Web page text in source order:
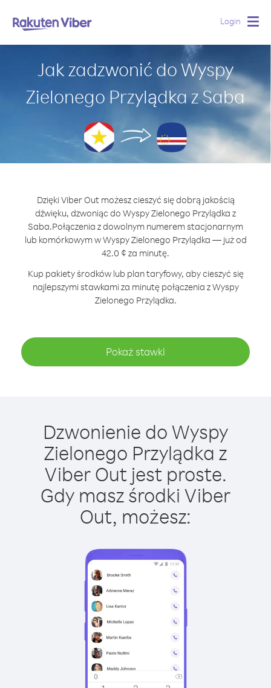
Login
Jak zadzwonić do Wyspy
Zielonego Przylądka z Saba
Dzięki Viber Out możesz cieszyć się dobrą jakością
dźwięku, dzwoniąc do Wyspy Zielonego Przylądka z
Saba.Połączenia z dowolnym numerem stacjonarnym
lub komórkowym w Wyspy Zielonego Przylądka — już od
42.0 ¢ za minutę.
Kup pakiety środków lub plan taryfowy, aby cieszyć się
najlepszymi stawkami za minutę połączenia z Wyspy
Zielonego Przylądka.
Pokaż stawki
Dzwonienie do Wyspy
Zielonego Przylądka z
Viber Out jest proste.
Gdy masz środki Viber
Out, możesz: